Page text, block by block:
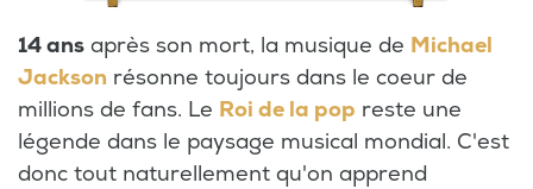
14 ans après son mort, la musique de Michael
Jackson résonne toujours dans le coeur de
millions de fans. Le Roi de la pop reste une
légende dans le paysage musical mondial. C'est
donc tout naturellement qu'on apprend